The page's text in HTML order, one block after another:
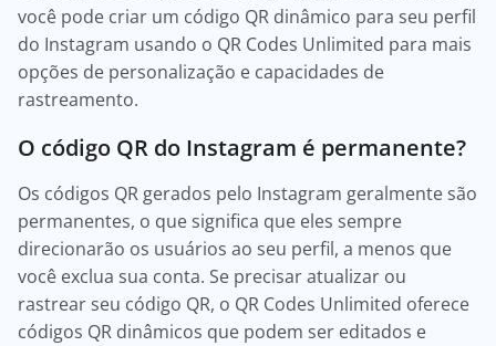
você pode criar um código QR dinâmico para seu perfil
do Instagram usando o QR Codes Unlimited para mais
opções de personalização e capacidades de
rastreamento.
O código QR do Instagram é permanente?
Os códigos QR gerados pelo Instagram geralmente são
permanentes, o que significa que eles sempre
direcionarão os usuários ao seu perfil, a menos que
você exclua sua conta. Se precisar atualizar ou
rastrear seu código QR, o QR Codes Unlimited oferece
códigos QR dinâmicos que podem ser editados e